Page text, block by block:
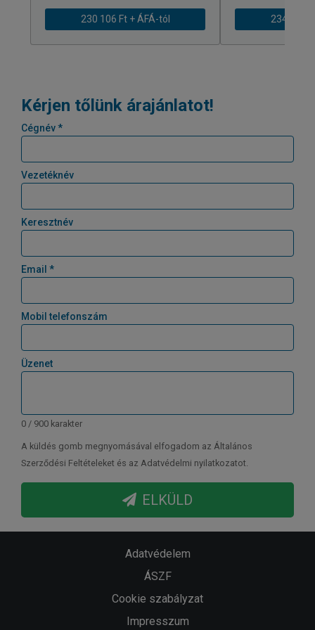
230 106 Ft + ÁFÁ-tól 234 675
Kérjen tőlünk árajánlatot!
Cégnév *
Vezetéknév
Keresztnév
Email *
Mobil telefonszám
Üzenet
0 / 900 karakter
A küldés gomb megnyomásával elfogadom az Általános
Szerződési Feltételeket és az Adatvédelmi nyilatkozatot.
ELKÜLD
Adatvédelem
ÁSZF
Cookie szabályzat
Impresszum